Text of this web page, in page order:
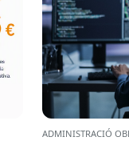
ADMINISTRACIÓ